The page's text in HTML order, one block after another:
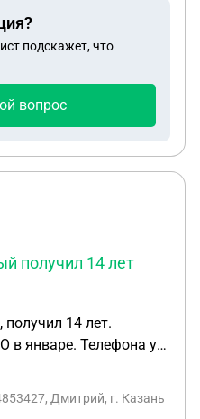
подскажет, что
вопрос
получил 14 лет
14 лет.
в январе. Телефона у
деньги. Сказал
у него открыта счет
Дмитрий, г. Казань